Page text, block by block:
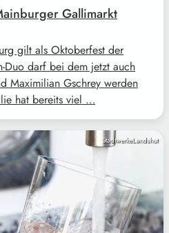
Gallimarkt
gilt als Oktoberfest der
Duo darf bei dem jetzt auch
Maximilian Gschrey werden
hat bereits viel …
StadtwerkeLandshut